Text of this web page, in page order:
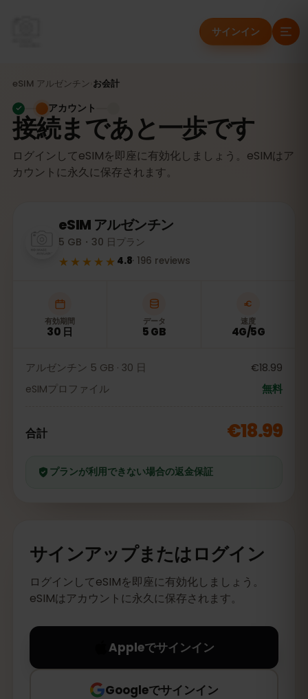
サインイン
eSIM アルゼンチン お会計
接続まであと一歩です
ログインしてeSIMを即座に有効化しましょう。eSIMはア
カウントに永久に保存されます。
アカウント
eSIM アルゼンチン
5 GB・30 日プラン
★★★★★ 4.8· 196 reviews
有効期間
30 日
データ
5 GB
速度
4G/5G
アルゼンチン 5 GB · 30 日
€18.99
eSIMプロファイル
無料
合計 €18.99
プランが利用できない場合の返金保証
サインアップまたはログイン
ログインしてeSIMを即座に有効化しましょう。
eSIMはアカウントに永久に保存されます。
Appleでサインイン
Googleでサインイン